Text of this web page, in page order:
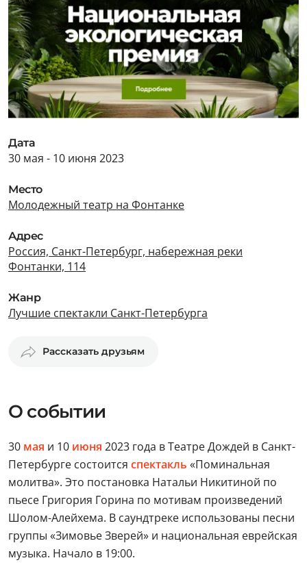
Дата
30 мая - 10 июня 2023
Место
Молодежный театр на Фонтанке
Адрес
Россия, Санкт-Петербург, набережная реки
Фонтанки, 114
Жанр
Лучшие спектакли Санкт-Петербурга
Рассказать друзьям
О событии
30 мая и 10 июня 2023 года в Театре Дождей в Санкт-
Петербурге состоится спектакль «Поминальная
молитва». Это постановка Натальи Никитиной по
пьесе Григория Горина по мотивам произведений
Шолом-Алейхема. В саундтреке использованы песни
группы «Зимовье Зверей» и национальная еврейская
музыка. Начало в 19:00.